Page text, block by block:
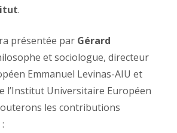
.
présentée par Gérard
et sociologue, directeur
Emmanuel Levinas-AIU et
l’Institut Universitaire Européen
les contributions